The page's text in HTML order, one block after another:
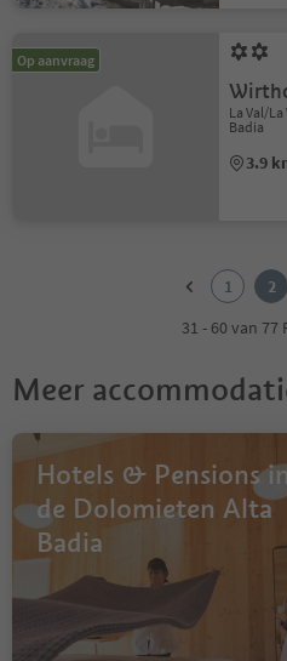
Op aanvraag
La Val/
Badia
3.9
1 2
31 - 60 van 77
Meer
Hotels & Pensions
de Dolomieten Alta
Badia